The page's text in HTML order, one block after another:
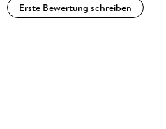
Erste Bewertung schreiben